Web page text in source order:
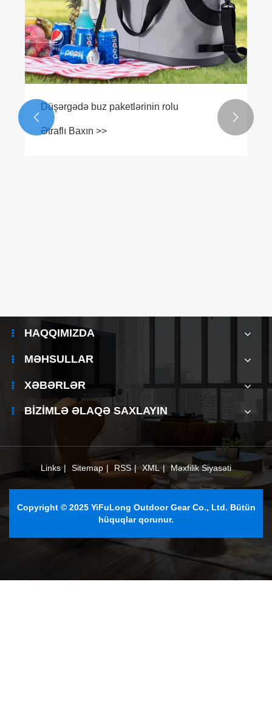
Düşərgədə buz paketlərinin rolu
Ətraflı Baxın >>
 
HAQQIMIZDA
MƏHSULLAR
XƏBƏRLƏR
BIZIMLƏ ƏLAQƏ SAXLAYIN
Links | Sitemap | RSS | XML | Məxfilik Siyasəti
Copyright © 2025 YiFuLong Outdoor Gear Co., Ltd. Bütün
hüquqlar qorunur.